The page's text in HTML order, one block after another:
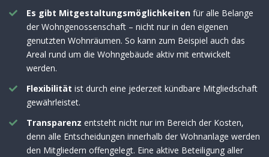
Es gibt Mitgestaltungsmöglichkeitenfür alle Belange
der Wohngenossenschaft – nicht nur in den eigenen
genutzten Wohnräumen. So kann zum Beispiel auch das
Areal rund um die Wohngebäude aktiv mit entwickelt
werden.
Flexibilität ist durch eine jederzeit kündbare Mitgliedschaft
gewährleistet.
Transparenz entsteht nicht nur im Bereich der Kosten,
denn alle Entscheidungen innerhalb der Wohnanlage werden
den Mitgliedern offengelegt. Eine aktive Beteiligung aller